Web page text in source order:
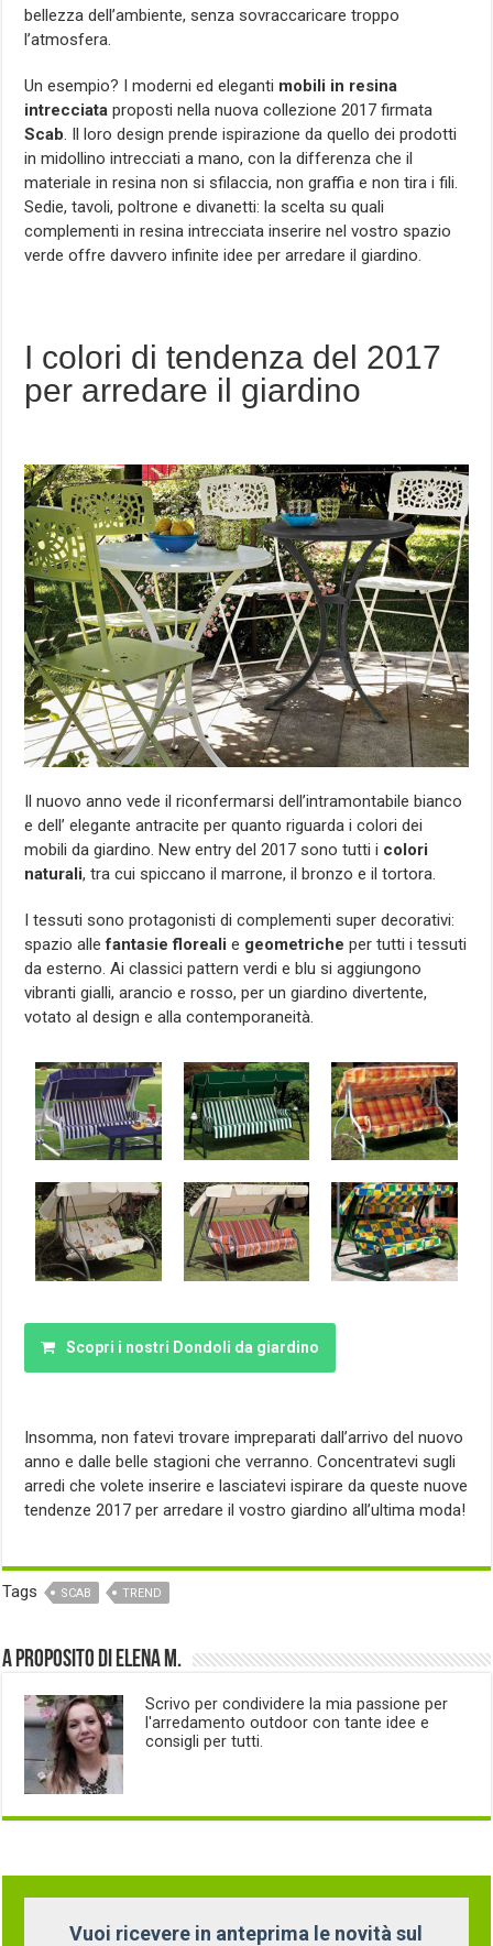
bellezza dell’ambiente, senza sovraccaricare troppo
l’atmosfera.
Un esempio? I moderni ed eleganti mobili in resina
intrecciata proposti nella nuova collezione 2017 firmata
Scab. Il loro design prende ispirazione da quello dei prodotti
in midollino intrecciati a mano, con la differenza che il
materiale in resina non si sfilaccia, non graffia e non tira i fili.
Sedie, tavoli, poltrone e divanetti: la scelta su quali
complementi in resina intrecciata inserire nel vostro spazio
verde offre davvero infinite idee per arredare il giardino.
I colori di tendenza del 2017
per arredare il giardino
Il nuovo anno vede il riconfermarsi dell’intramontabile bianco
e dell’ elegante antracite per quanto riguarda i colori dei
mobili da giardino. New entry del 2017 sono tutti i colori
naturali, tra cui spiccano il marrone, il bronzo e il tortora.
I tessuti sono protagonisti di complementi super decorativi:
spazio allefantasie floreali e geometriche per tutti i tessuti
da esterno. Ai classici pattern verdi e blu si aggiungono
vibranti gialli, arancio e rosso, per un giardino divertente,
votato al design e alla contemporaneità.
Scopri i nostri Dondoli da giardino
Insomma, non fatevi trovare impreparati dall’arrivo del nuovo
anno e dalle belle stagioni che verranno. Concentratevi sugli
arredi che volete inserire e lasciatevi ispirare da queste nuove
tendenze 2017 per arredare il vostro giardino all’ultima moda!
Tags SCAB TREND
A proposito di Elena M.
Scrivo per condividere la mia passione per
l'arredamento outdoor con tante idee e
consigli per tutti.
Vuoi ricevere in anteprima le novità sul